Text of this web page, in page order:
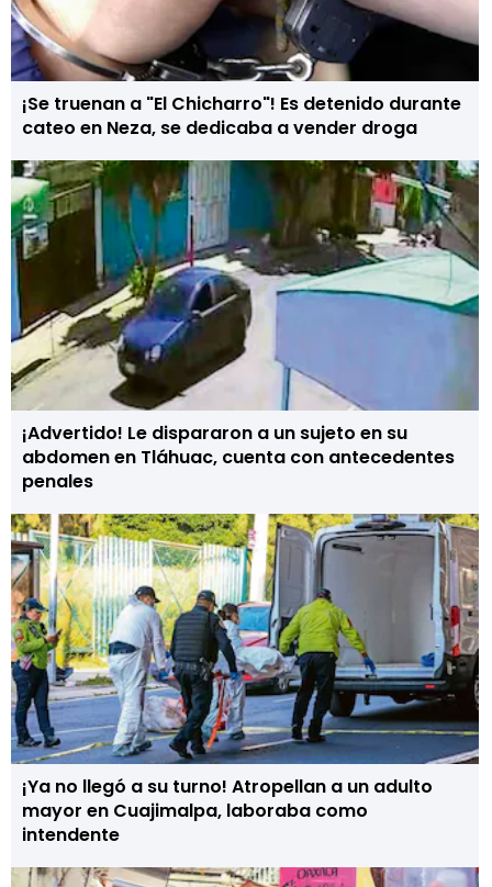
¡Se truenan a "El Chicharro"! Es detenido durante
cateo en Neza, se dedicaba a vender droga
¡Advertido! Le dispararon a un sujeto en su
abdomen en Tláhuac, cuenta con antecedentes
penales
¡Ya no llegó a su turno! Atropellan a un adulto
mayor en Cuajimalpa, laboraba como
intendente